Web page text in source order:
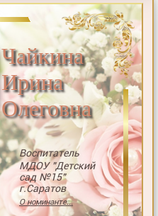
Чайкина
Ирина
Олеговна
Воспитатель
МДОУ "Детский
сад №15"
г.Саратов
О номинанте...